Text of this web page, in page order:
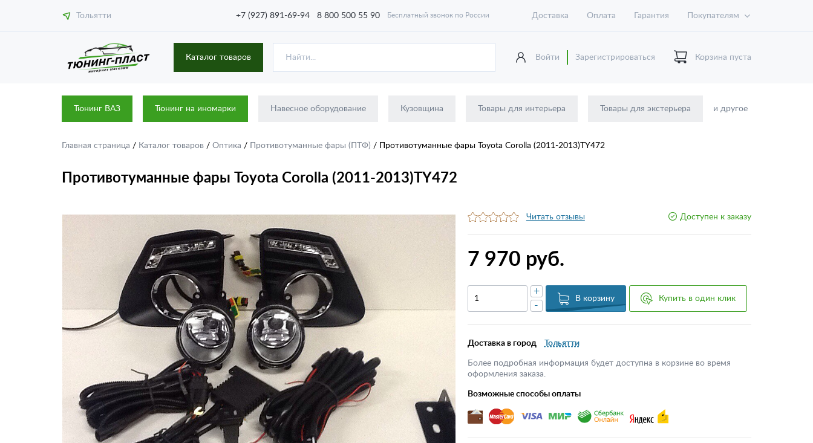
Тольятти +7 (927) 891-69-94 8 800 500 55 90 Бесплатный звонок по России Доставка Оплата Гарантия Покупателям
Каталог товаров Войти Зарегистрироваться Корзина пуста
Тюнинг ВАЗ Тюнинг на иномарки Навесное оборудование Кузовщина Товары для интерьера Товары для экстерьера и другое
Главная страница / Каталог товаров / Оптика / Противотуманные фары (ПТФ) / Противотуманные фары Toyota Corolla (2011-2013)TY472
Противотуманные фары Toyota Corolla (2011-2013)TY472
Читать отзывы Доступен к заказу
7 970 руб.
-
+
В корзину Купить в один клик
Доставка в город Тольятти
Более подробная информация будет доступна в корзине во время
оформления заказа.
Возможные способы оплаты